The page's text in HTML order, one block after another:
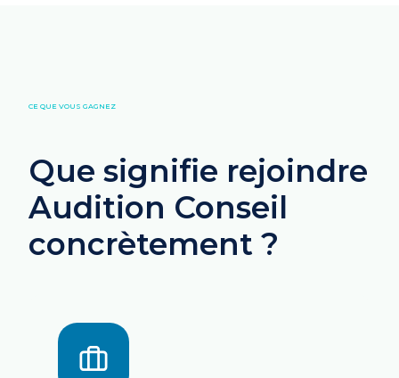
CE QUE VOUS GAGNEZ
Que signifie rejoindre
Audition Conseil
concrètement ?